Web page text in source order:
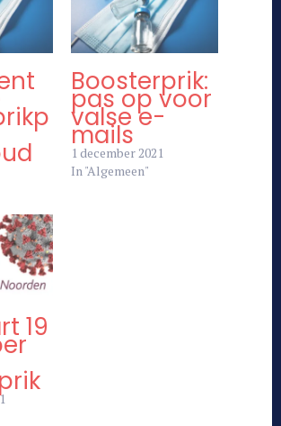
Boosterprik:
pas op voor
valse e-
mails
1 december 2021
In "Algemeen"
19